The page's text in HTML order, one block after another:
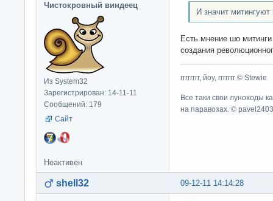
Чистокровный виндеец
Из System32
Зарегистрирован: 14-11-11
Сообщений: 179
Сайт
И значит
Есть мнение шо
создания
гггггггг, йоу, ггггггг © Stewie
Все таки свои луноходы
на паравозах. © pavel2403
Неактивен
09-12-11 14:14:28
shell32